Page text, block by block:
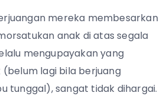
mereka membesarkan
anak di atas segala
mengupayakan yang
lagi bila berjuang
tunggal), sangat tidak dihargai.